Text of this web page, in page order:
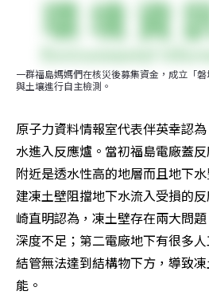
一群福島媽媽們在核災後募集資金，成立「
與土壤進行自主檢測。
原子力資料情報室代表伴英幸認
水進入反應爐。當初福島電廠蓋
附近是透水性高的地層而且地下
建凍土壁阻擋地下水流入受損的
崎直明認為，凍土壁存在兩大問
深度不足；第二電廠地下有很多
結管無法達到結構物下方，導致
能。